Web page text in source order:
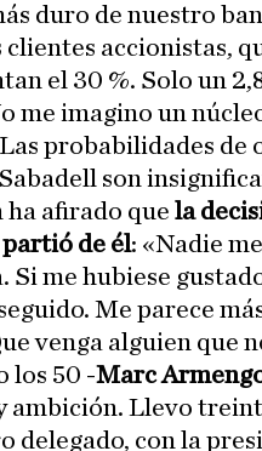
duro de nuestro
accionistas,
el 30 %. Solo un
me imagino un
probabilidades de
son
ha afirado que la
partió de él: «Nadie
Si me hubiese
Me parece
venga alguien que
los 50 -Marc
ambición. Llevo
delegado, con la